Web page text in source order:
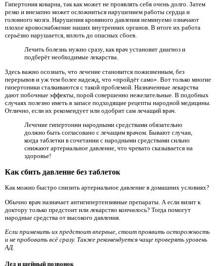
Гипертония коварна, так как может не проявлять себя очень долго. Затем
резко и внезапно может осложниться нарушением работы сердца и
головного мозга. Нарушения кровяного давления неминуемо означают
плохое кровоснабжение наших внутренних органов. В итоге их работа
серьёзно нарушается, вплоть до опасных сбоев.
Лечить болезнь нужно сразу, как врач установит диагноз и
подберёт необходимые лекарства.
Здесь важно осознать, что лечение становится пожизненным, без
перерывов и уж тем более надежд, что «пройдёт само». Вот только многие
гипертоники сталкиваются с такой проблемой. Назначенные лекарства
дают побочные эффекты, порой совершенно нежелательные. В подобных
случаях полезно иметь в запасе подходящие рецепты народной медицины.
Отлично, если их рекомендует или одобрит сам лечащий врач.
Лечение гипертонии народными средствами обязательно
должно быть согласовано с лечащим врачом. Бывают случаи,
когда таблетки в сочетании с народными средствами сильно
снижают артериальное давление, что чревато сказывается на
здоровье!
Как сбить давление без таблеток
Как можно быстро снизить артериальное давление в домашних условиях?
Обычно врач назначает антигипертензивные препараты. А если визит к
доктору только предстоит или лекарство кончилось? Тогда помогут
народные средства от высокого давления.
Если применить их предстоит впервые, стоит проявить осторожность
и не пробовать всё сразу. Также рекомендуется чаще проверять уровень
АД.
Лед и шейный позвонок